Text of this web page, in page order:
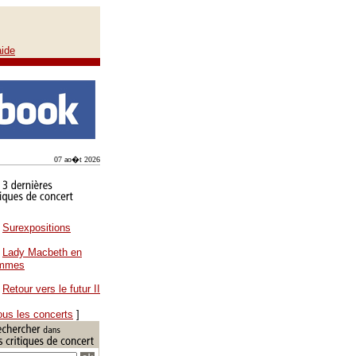
07 ao�t 2026
Surexpositions
Lady Macbeth en
Retour vers le futur II
les concerts ]